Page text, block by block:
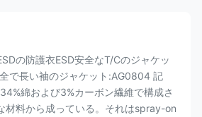
の防護衣ESD安全なT/Cのジャケッ
で長い袖のジャケット:AG0804 記
綿および3%カーボン繊維で構成さ
材料から成っている。それはspray-on